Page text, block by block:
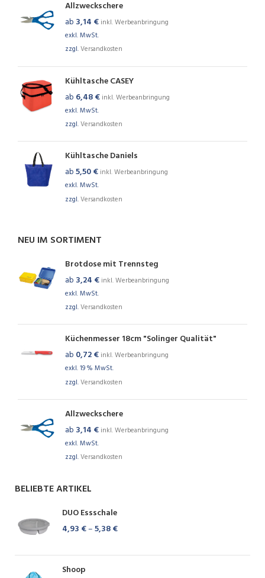
Allzweckschere
ab 3,14 € inkl. Werbeanbringung
exkl. MwSt.
zzgl.Versandkosten
Kühltasche CASEY
ab 6,48€ inkl. Werbeanbringung
exkl. MwSt.
zzgl.Versandkosten
Kühltasche Daniels
ab5,50€ inkl. Werbeanbringung
exkl. MwSt.
zzgl.Versandkosten
NEU IM SORTIMENT
Brotdose mit Trennsteg
ab 3,24 € inkl. Werbeanbringung
exkl. MwSt.
zzgl.Versandkosten
Küchenmesser 18cm "Solinger Qualität"
ab 0,72€ inkl. Werbeanbringung
exkl. 19 % MwSt.
zzgl.Versandkosten
Allzweckschere
ab 3,14 € inkl. Werbeanbringung
exkl. MwSt.
zzgl.Versandkosten
BELIEBTE ARTIKEL
DUO Essschale
4,93 €–5,38€
Shoop